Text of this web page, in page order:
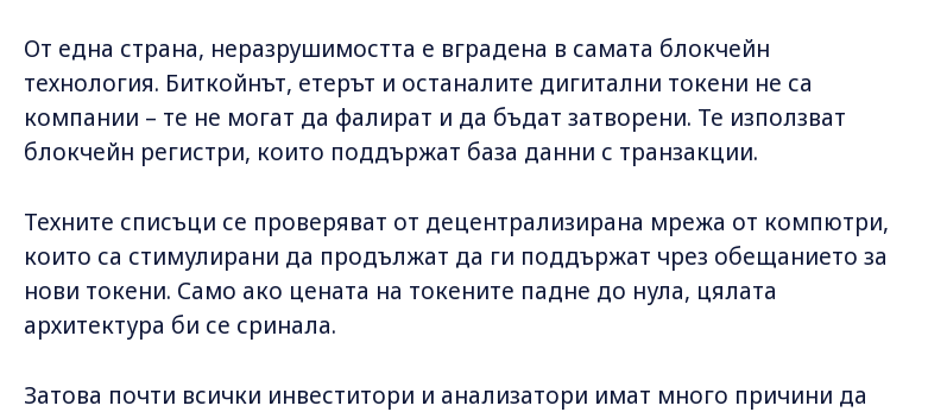
От една страна, неразрушимостта е вградена в самата блокчейн
технология. Биткойнът, етерът и останалите дигитални токени не са
компании – те не могат да фалират и да бъдат затворени. Те използват
блокчейн регистри, които поддържат база данни с транзакции.
Техните списъци се проверяват от децентрализирана мрежа от компютри,
които са стимулирани да продължат да ги поддържат чрез обещанието за
нови токени. Само ако цената на токените падне до нула, цялата
архитектура би се сринала.
Затова почти всички инвеститори и анализатори имат много причини да